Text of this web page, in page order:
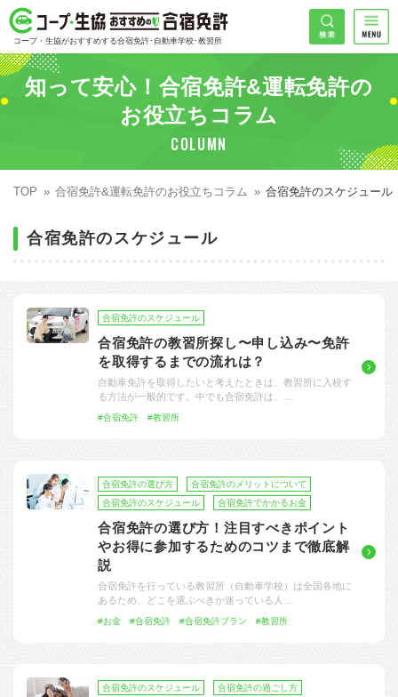
コープ・生協おすすめの合宿免許
コープ・生協がおすすめする合宿免許･自動車学校･教習所
HOME
コープ・生協おすすめの合宿免許ランキング
普通車
準中型車
中型車
エリアで探す
甲信越エリア
中国エリア
学割
コープ合宿免許スタッフがおすすめの教習所
お一人でも安心な教習所
温泉プランがある教習所
自炊ができる教習所
ホテルプランがある教習所
入校日で探す
入校の流れ/スケジュール
給付金制度について
免許の行政処分と再取得について
希望免許
地域
希望入校日
42 件が見つかりました
免許の種類
から探す
エリア
から探す
割引プラン
から探す
閉じる
検索
知って安心！合宿免許&運転免許の
お役立ちコラム
COLUMN
TOP 合宿免許&運転免許のお役立ちコラム 合宿免許のスケジュール
合宿免許のスケジュール
合宿免許のスケジュール
合宿免許の教習所探し〜申し込み〜免許
を取得するまでの流れは？
自動車免許を取得したいと考えたときは、教習所に入校す
る方法が一般的です。中でも合宿免許は、…
#合宿免許 #教習所
合宿免許の選び方
合宿免許のメリットについて
合宿免許のスケジュール
合宿免許でかかるお金
合宿免許の選び方！注目すべきポイント
やお得に参加するためのコツまで徹底解
説
合宿免許を行っている教習所（自動車学校）は全国各地に
あるため、どこを選ぶべきか迷っている人…
#お金 #合宿免許 #合宿免許プラン #教習所
合宿免許のスケジュール
合宿免許の過ごし方